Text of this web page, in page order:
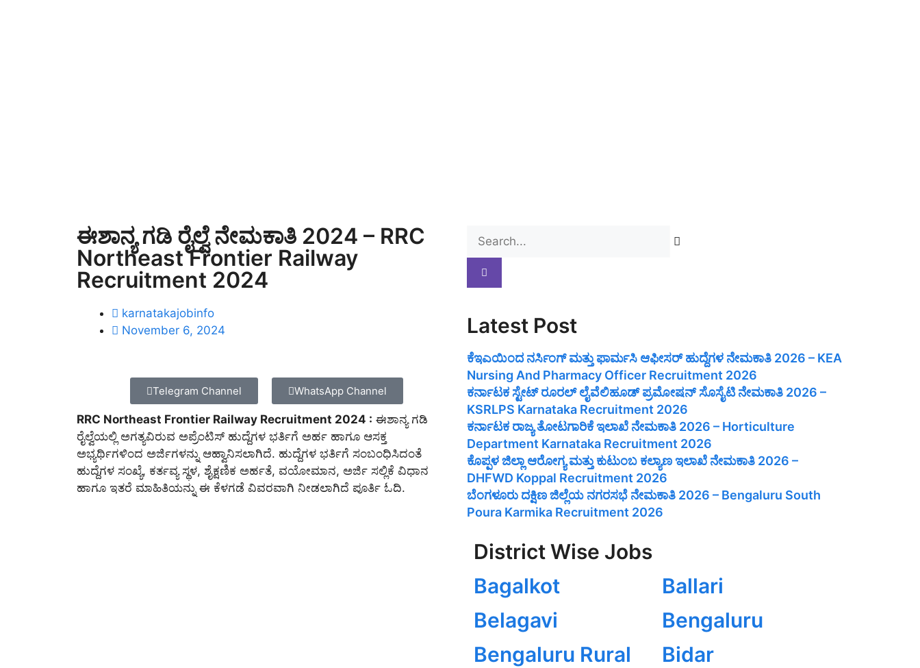
ಈಶಾನ್ಯ ಗಡಿ ರೈಲ್ವೆ ನೇಮಕಾತಿ 2024 – RRC
Northeast Frontier Railway
Recruitment 2024
karnatakajobinfo
November 6, 2024
Telegram Channel WhatsApp Channel
RRC Northeast Frontier Railway Recruitment 2024 : ಈಶಾನ್ಯ ಗಡಿ
ರೈಲ್ವೆಯಲ್ಲಿ ಅಗತ್ಯವಿರುವ ಅಪ್ರೆಂಟಿಸ್ ಹುದ್ದೆಗಳ ಭರ್ತಿಗೆ ಅರ್ಹ ಹಾಗೂ ಆಸಕ್ತ
ಅಭ್ಯರ್ಥಿಗಳಿಂದ ಅರ್ಜಿಗಳನ್ನು ಆಹ್ವಾನಿಸಲಾಗಿದೆ. ಹುದ್ದೆಗಳ ಭರ್ತಿಗೆ ಸಂಬಂಧಿಸಿದಂತೆ
ಹುದ್ದೆಗಳ ಸಂಖ್ಯೆ, ಕರ್ತವ್ಯ ಸ್ಥಳ, ಶೈಕ್ಷಣಿಕ ಅರ್ಹತೆ, ವಯೋಮಾನ, ಅರ್ಜಿ ಸಲ್ಲಿಕೆ ವಿಧಾನ
ಹಾಗೂ ಇತರೆ ಮಾಹಿತಿಯನ್ನು ಈ ಕೆಳಗಡೆ ವಿವರವಾಗಿ ನೀಡಲಾಗಿದೆ ಪೂರ್ತಿ ಓದಿ.
Latest Post
ಕೆಇಎಯಿಂದ ನರ್ಸಿಂಗ್ ಮತ್ತು ಫಾರ್ಮಸಿ ಆಫೀಸರ್ ಹುದ್ದೆಗಳ ನೇಮಕಾತಿ 2026 – KEA
Nursing And Pharmacy Officer Recruitment 2026
ಕರ್ನಾಟಕ ಸ್ಟೇಟ್ ರೂರಲ್ ಲೈವೆಲಿಹೂಡ್ ಪ್ರಮೋಷನ್ ಸೊಸೈಟಿ ನೇಮಕಾತಿ 2026 –
KSRLPS Karnataka Recruitment 2026
ಕರ್ನಾಟಕ ರಾಜ್ಯ ತೋಟಗಾರಿಕೆ ಇಲಾಖೆ ನೇಮಕಾತಿ 2026 – Horticulture
Department Karnataka Recruitment 2026
ಕೊಪ್ಪಳ ಜಿಲ್ಲಾ ಆರೋಗ್ಯ ಮತ್ತು ಕುಟುಂಬ ಕಲ್ಯಾಣ ಇಲಾಖೆ ನೇಮಕಾತಿ 2026 –
DHFWD Koppal Recruitment 2026
ಬೆಂಗಳೂರು ದಕ್ಷಿಣ ಜಿಲ್ಲೆಯ ನಗರಸಭೆ ನೇಮಕಾತಿ 2026 – Bengaluru South
Poura Karmika Recruitment 2026
District Wise Jobs
Bagalkot
Ballari
Belagavi
Bengaluru
Bengaluru Rural
Bidar